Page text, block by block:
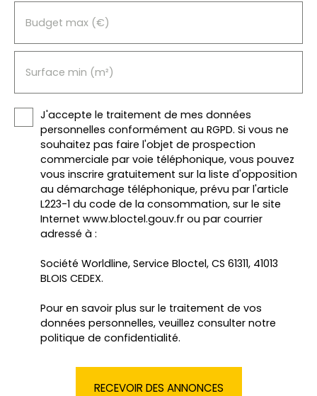
Budget max (€)
Surface min (m²)
J'accepte le traitement de mes données
personnelles conformément au RGPD. Si vous ne
souhaitez pas faire l'objet de prospection
commerciale par voie téléphonique, vous pouvez
vous inscrire gratuitement sur la liste d'opposition
au démarchage téléphonique, prévu par l'article
L223-1 du code de la consommation, sur le site
Internet www.bloctel.gouv.fr ou par courrier
adressé à :
Société Worldline, Service Bloctel, CS 61311, 41013
BLOIS CEDEX.
Pour en savoir plus sur le traitement de vos
données personnelles, veuillez consulter notre
politique de confidentialité.
RECEVOIR DES ANNONCES